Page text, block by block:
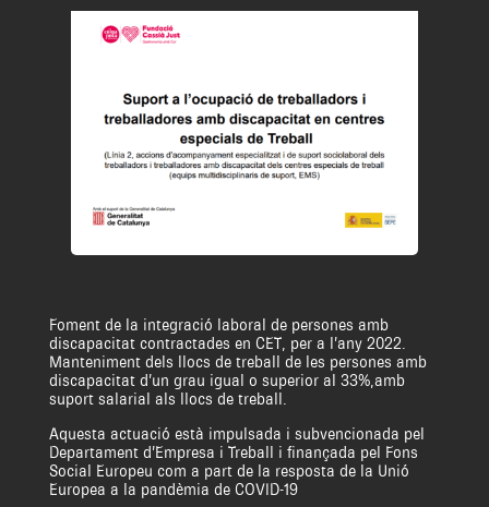
Foment de la integració laboral de persones amb
discapacitat contractades en CET, per a l’any 2022.
Manteniment dels llocs de treball de les persones amb
discapacitat d’un grau igual o superior al 33%,amb
suport salarial als llocs de treball.
Aquesta actuació està impulsada i subvencionada pel
Departament d’Empresa i Treball i finançada pel Fons
Social Europeu com a part de la resposta de la Unió
Europea a la pandèmia de COVID-19